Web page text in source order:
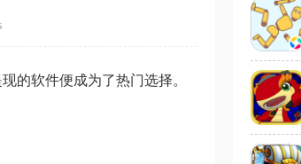
的软件便成为了热门选择。